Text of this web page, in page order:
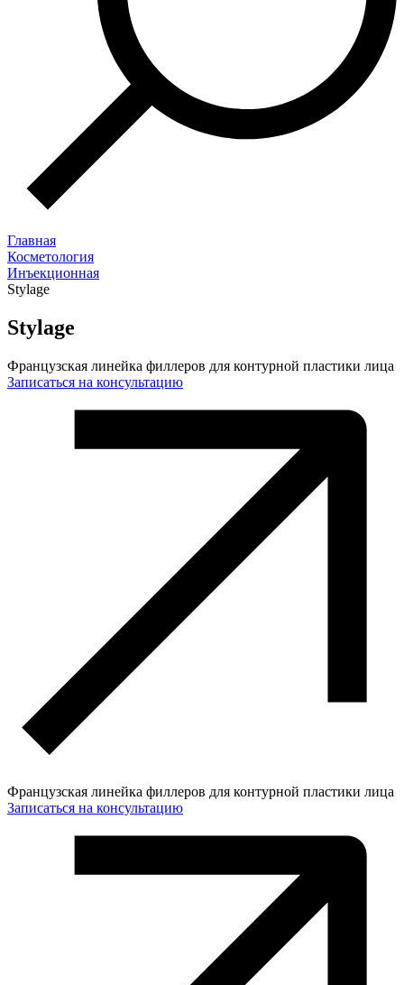
Главная
Косметология
Инъекционная
Stylage
Stylage
Французская линейка филлеров для контурной пластики лица
Записаться на консультацию
Французская линейка филлеров для контурной пластики лица
Записаться на консультацию